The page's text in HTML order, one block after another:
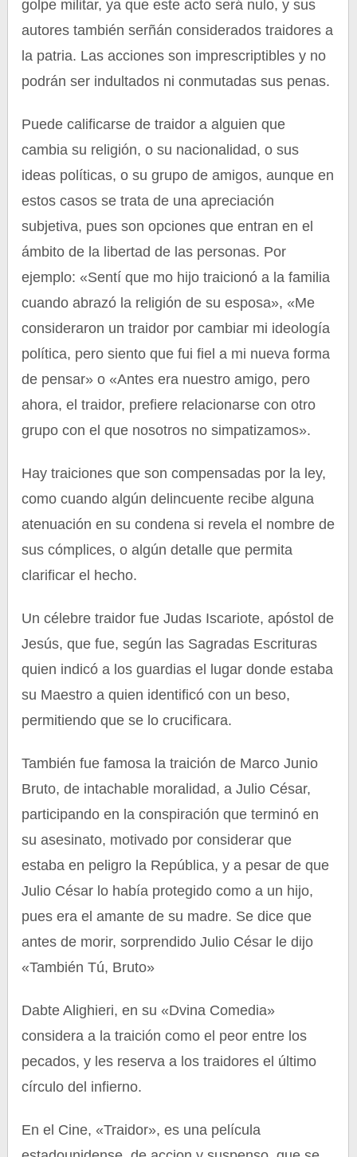
golpe militar, ya que este acto será nulo, y sus
autores también serñán considerados traidores a
la patria. Las acciones son imprescriptibles y no
podrán ser indultados ni conmutadas sus penas.
Puede calificarse de traidor a alguien que
cambia su religión, o su nacionalidad, o sus
ideas políticas, o su grupo de amigos, aunque en
estos casos se trata de una apreciación
subjetiva, pues son opciones que entran en el
ámbito de la libertad de las personas. Por
ejemplo: «Sentí que mo hijo traicionó a la familia
cuando abrazó la religión de su esposa», «Me
consideraron un traidor por cambiar mi ideología
política, pero siento que fui fiel a mi nueva forma
de pensar» o «Antes era nuestro amigo, pero
ahora, el traidor, prefiere relacionarse con otro
grupo con el que nosotros no simpatizamos».
Hay traiciones que son compensadas por la ley,
como cuando algún delincuente recibe alguna
atenuación en su condena si revela el nombre de
sus cómplices, o algún detalle que permita
clarificar el hecho.
Un célebre traidor fue Judas Iscariote, apóstol de
Jesús, que fue, según las Sagradas Escrituras
quien indicó a los guardias el lugar donde estaba
su Maestro a quien identificó con un beso,
permitiendo que se lo crucificara.
También fue famosa la traición de Marco Junio
Bruto, de intachable moralidad, a Julio César,
participando en la conspiración que terminó en
su asesinato, motivado por considerar que
estaba en peligro la República, y a pesar de que
Julio César lo había protegido como a un hijo,
pues era el amante de su madre. Se dice que
antes de morir, sorprendido Julio César le dijo
«También Tú, Bruto»
Dabte Alighieri, en su «Dvina Comedia»
considera a la traición como el peor entre los
pecados, y les reserva a los traidores el último
círculo del infierno.
En el Cine, «Traidor», es una película